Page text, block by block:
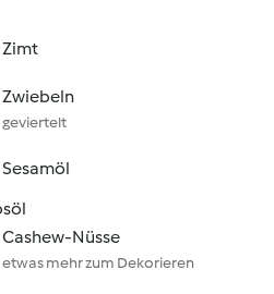
Zimt
Zwiebeln
geviertelt
Sesamöl
Cashew-Nüsse
etwas mehr zum Dekorieren